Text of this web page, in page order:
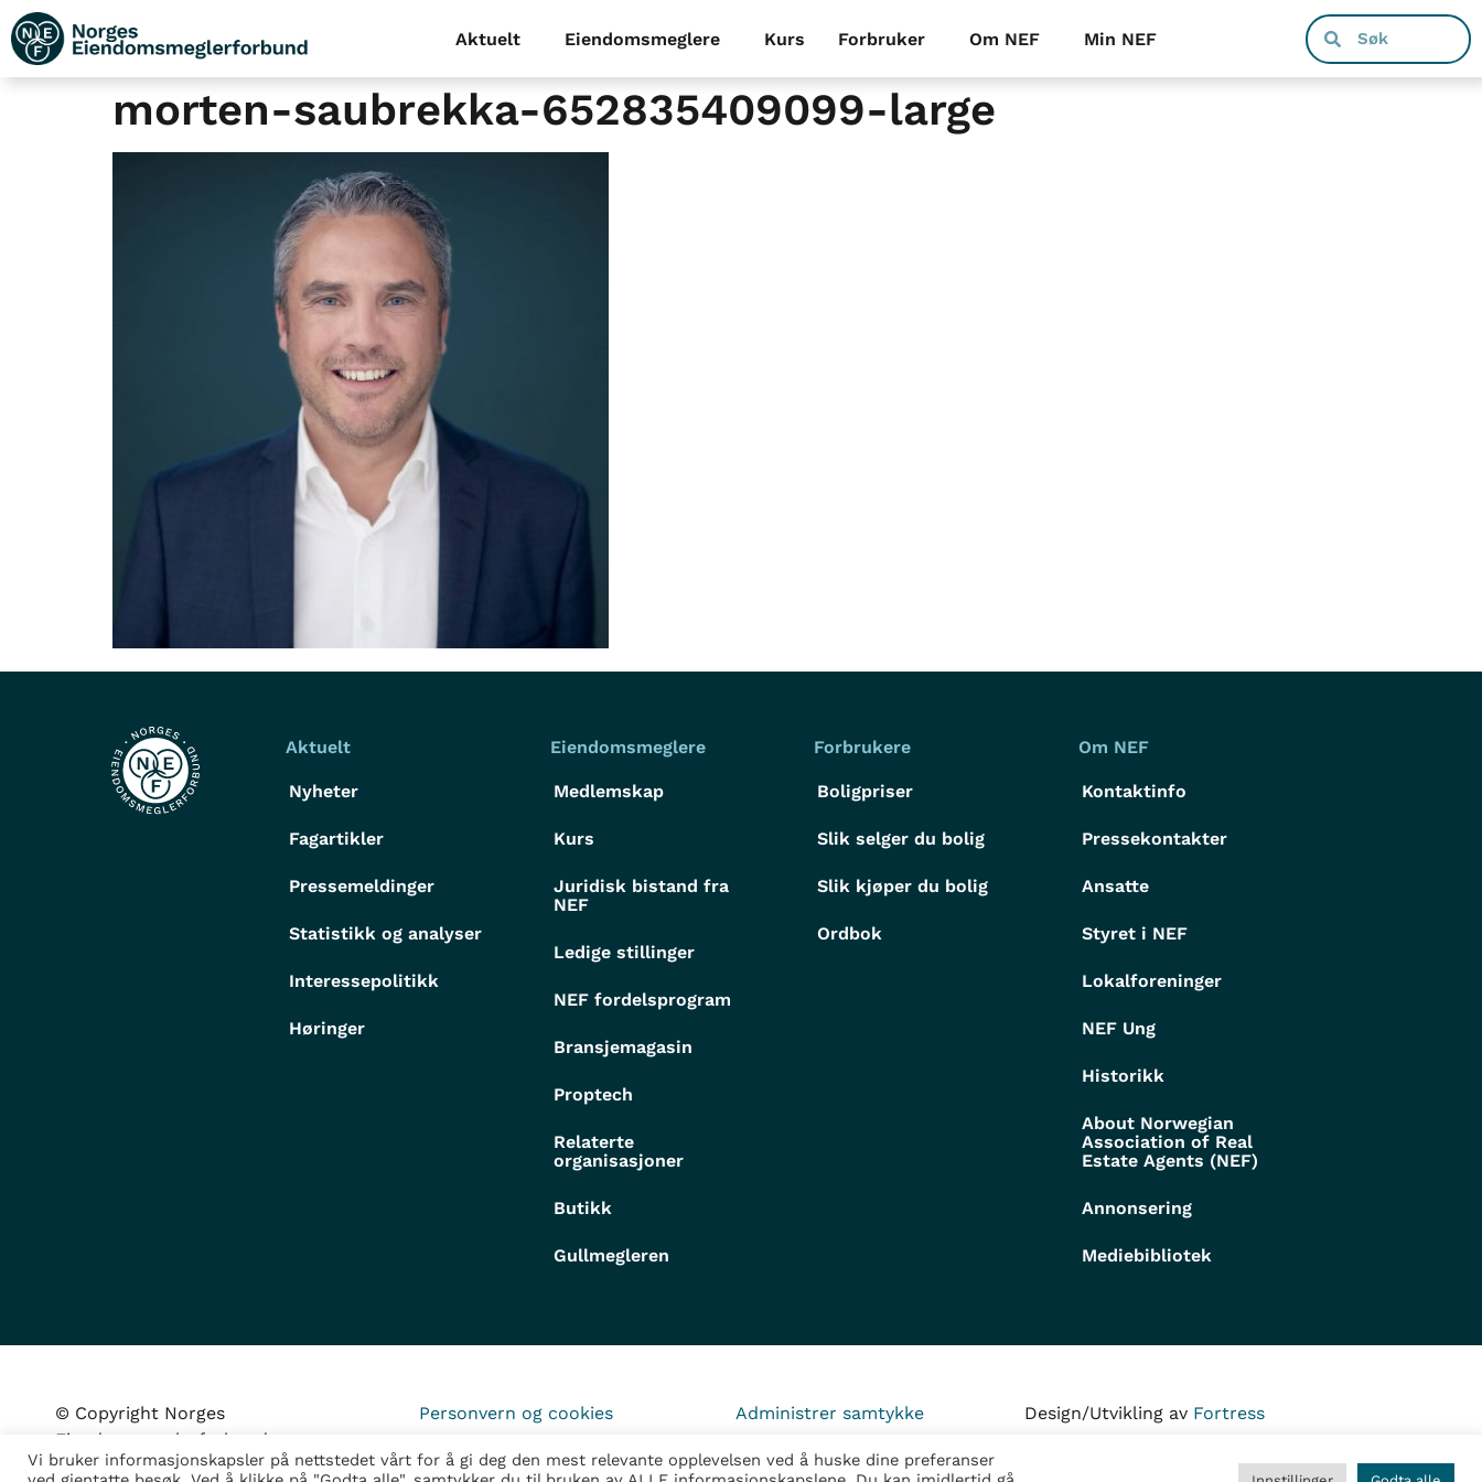
Aktuelt Eiendomsmeglere Kurs Forbruker Om NEF Min NEF
morten-saubrekka-652835409099-large
Aktuelt
Nyheter
Fagartikler
Pressemeldinger
Statistikk og analyser
Interessepolitikk
Høringer
Eiendomsmeglere
Medlemskap
Kurs
Juridisk bistand fra
NEF
Ledige stillinger
NEF fordelsprogram
Bransjemagasin
Proptech
Relaterte
organisasjoner
Butikk
Gullmegleren
Forbrukere
Boligpriser
Slik selger du bolig
Slik kjøper du bolig
Ordbok
Om NEF
Kontaktinfo
Pressekontakter
Ansatte
Styret i NEF
Lokalforeninger
NEF Ung
Historikk
About Norwegian
Association of Real
Estate Agents (NEF)
Annonsering
Mediebibliotek
© Copyright Norges
Eiendomsmeglerforbund
Personvern og cookies Administrer samtykke Design/Utvikling av Fortress
Vi bruker informasjonskapsler på nettstedet vårt for å gi deg den mest relevante opplevelsen ved å huske dine preferanser